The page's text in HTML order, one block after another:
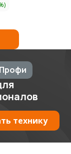
технику